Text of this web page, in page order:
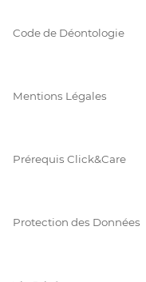
Code de Déontologie
Mentions Légales
Prérequis Click&Care
Protection des Données